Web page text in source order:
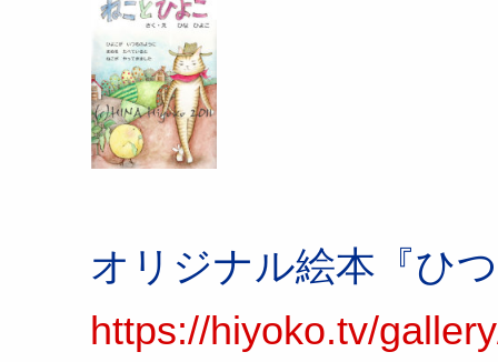
オリジナル絵本『ひ
https://hiyoko.tv/